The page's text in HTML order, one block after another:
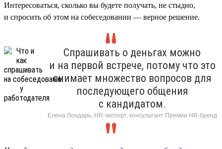
Интересоваться, сколько вы будете получать, не стыдно,
и спросить об этом на собеседовании — верное решение.
Спрашивать о деньгах можно
и на первой встрече, потому что это
снимает множество вопросов для
последующего общения
с кандидатом.
Елена Лондарь, HR-эксперт, консультант Премии HR-бренд